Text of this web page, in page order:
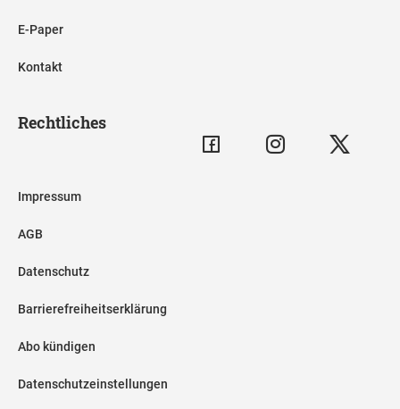
E-Paper
Kontakt
Rechtliches
Impressum
AGB
Datenschutz
Barrierefreiheitserklärung
Abo kündigen
Datenschutzeinstellungen